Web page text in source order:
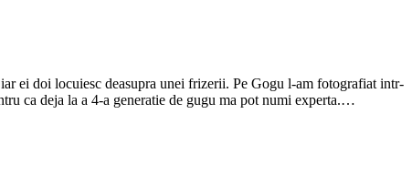
ei doi locuiesc deasupra unei frizerii. Pe Gogu l-am fotografiat intr-
ca deja la a 4-a generatie de gugu ma pot numi experta.…